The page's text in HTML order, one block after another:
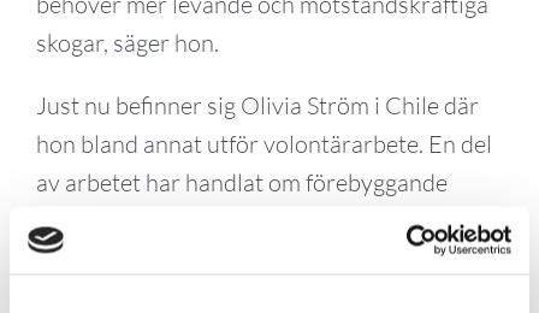
skogar, säger hon.
Just nu befinner sig Olivia Ström i Chile där
hon bland annat utför volontärarbete. En del
av arbetet har handlat om förebyggande
åtgärder mot skogsbränder, en erfarenhet
som ytterligare förstärkt hennes intresse för